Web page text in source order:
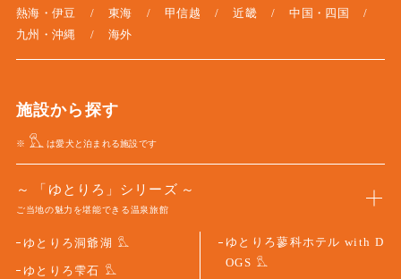
熱海・伊豆
東海 甲信越 近畿
中国・四国
九州・沖縄
海外
施設から探す
※ は愛犬と泊まれる施設です
「ゆとりろ」シリーズ
ご当地の魅力を堪能できる温泉旅館
ゆとりろ洞爺湖
ゆとりろ雫石
ゆとりろ蓼科ホテル with D
OGS